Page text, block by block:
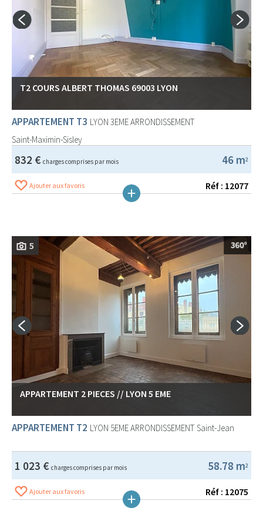
T2 COURS ALBERT THOMAS 69003 LYON
APPARTEMENT T3 LYON 3EME ARRONDISSEMENT
Saint-Maximin-Sisley
46 m2
832 € charges comprises par mois
Ajouter aux favoris Réf : 12077
5
APPARTEMENT 2 PIECES // LYON 5 EME
APPARTEMENT T2 LYON 5EME ARRONDISSEMENT Saint-Jean
58.78 m2
1 023 € charges comprises par mois
Ajouter aux favoris Réf : 12075